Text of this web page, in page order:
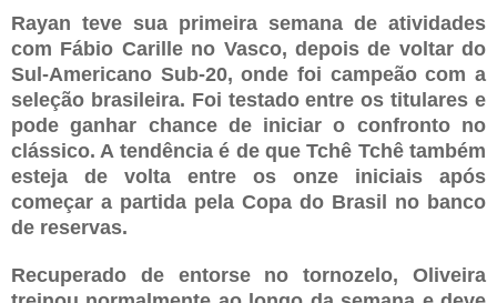
Rayan teve sua primeira semana de atividades
com Fábio Carille no Vasco, depois de voltar do
Sul-Americano Sub-20, onde foi campeão com a
seleção brasileira. Foi testado entre os titulares e
pode ganhar chance de iniciar o confronto no
clássico. A tendência é de que Tchê Tchê também
esteja de volta entre os onze iniciais após
começar a partida pela Copa do Brasil no banco
de reservas.
Recuperado de entorse no tornozelo, Oliveira